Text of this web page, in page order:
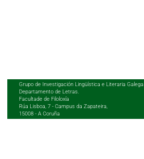
Grupo de Investigación Lingüística e Literaria Galega
Departamento de Letras.
Facultade de Filoloxía
Rúa Lisboa, 7 - Campus da Zapateira,
15008 - A Coruña